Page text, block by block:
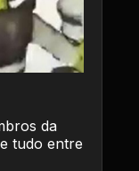
da
tudo entre